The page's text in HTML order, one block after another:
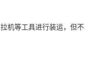
机等工具进行装运，但不